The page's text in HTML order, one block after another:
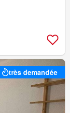
très demandée